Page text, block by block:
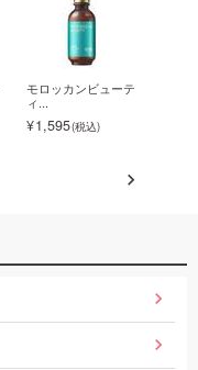
モロッカンビューテ
ィ...
1,595